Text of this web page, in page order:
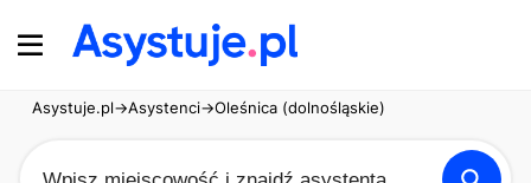
Asystuje.pl→Asystenci→Oleśnica (dolnośląskie)